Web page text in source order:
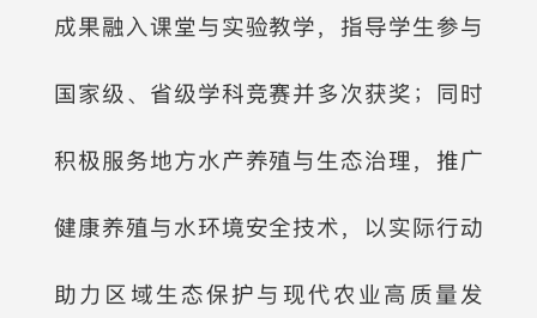
成果融入课堂与实验教学，指导学生参与
国家级、省级学科竞赛并多次获奖；同时
积极服务地方水产养殖与生态治理，推广
健康养殖与水环境安全技术，以实际行动
助力区域生态保护与现代农业高质量发